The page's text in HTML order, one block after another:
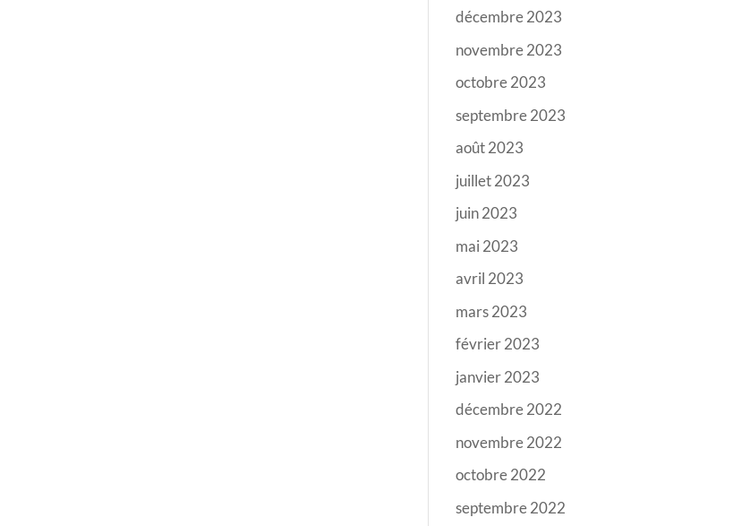
décembre 2023
novembre 2023
octobre 2023
septembre 2023
août 2023
juillet 2023
juin 2023
mai 2023
avril 2023
mars 2023
février 2023
janvier 2023
décembre 2022
novembre 2022
octobre 2022
septembre 2022